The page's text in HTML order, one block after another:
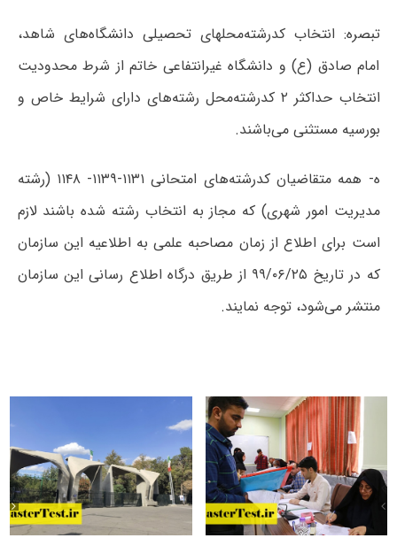
تبصره: انتخاب کدرشته‌محلهای تحصیلی دانشگاه‌های شاهد،
امام صادق (ع) و دانشگاه غیرانتفاعی خاتم از شرط محدودیت
انتخاب حداکثر ۲ کدرشته‌محل رشته‌های دارای شرایط خاص و
بورسیه مستثنی می‌باشند.
ه- همه متقاضیان کدرشته‌های امتحانی ۱۱۳۱-۱۱۳۹- ۱۱۴۸ (رشته
مدیریت امور شهری) که مجاز به انتخاب رشته شده باشند لازم
است برای اطلاع از زمان مصاحبه علمی به اطلاعیه‌ این سازمان
که در تاریخ ۹۹/۰۶/۲۵ از طریق درگاه اطلاع رسانی این سازمان
منتشر می‌شود، توجه نمایند.